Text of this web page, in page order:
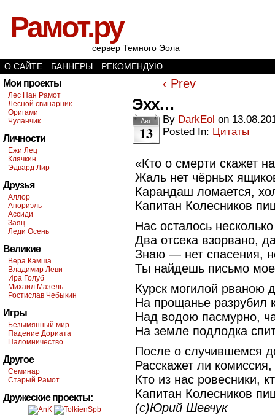
Рамот.ру
сервер Темного Эола
О САЙТЕ
БАННЕРЫ РЕКОМЕНДУЮ
Мои проекты
Лес Нан Рамот
Лесной свинарник
Оригами
Чуланчик
Личности
Ежи Лец
Клячкин
Эдвард Лир
Друзья
Аллор
Анориэль
Ассиди
Заяц
Леди Осень
Великие
Вера Камша
Владимир Леви
Ира Голуб
Михаил Мазель
Ростислав Чебыкин
Игры
Безымянный мир
Падение Дориата
Паломничество
Другое
Семинар
Старый Рамот
Дружеские проекты:
‹ Prev
Эхх…
Авг
13
By DarkEol on
Posted In: Цитаты
«Кто о смерти скажет
Жаль нет чёрных
Карандаш ломается,
Капитан Колесников
Нас осталось
Два отсека взорвано,
Знаю — нет спасения,
Ты найдешь письмо мое
Курск могилой рваною
На прощанье разрубил
Над водою пасмурно,
На земле подлодка
После о случившемся
Расскажет ли
Кто из нас ровесники,
Капитан Колесников
(с)Юрий Шевчук